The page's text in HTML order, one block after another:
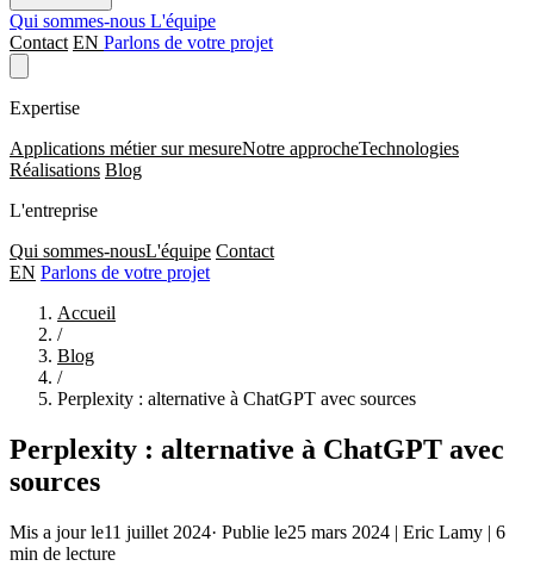
Qui sommes-nous L'équipe
Contact EN Parlons de votre projet
Expertise
Applications métier sur mesureNotre approcheTechnologies
Réalisations Blog
L'entreprise
Qui sommes-nousL'équipe Contact
EN Parlons de votre projet
Accueil
/
Blog
/
Perplexity : alternative à ChatGPT avec sources
Perplexity : alternative à ChatGPT avec
sources
Mis a jour le11 juillet 2024· Publie le25 mars 2024 | Eric Lamy | 6
min de lecture